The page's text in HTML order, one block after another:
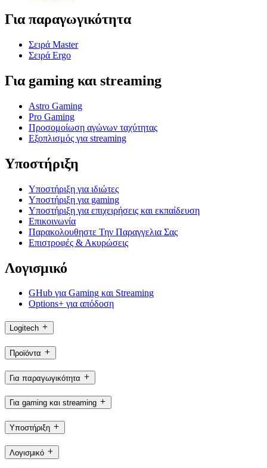
Για παραγωγικότητα
Σειρά Master
Σειρά Ergo
Για gaming και streaming
Astro Gaming
Pro Gaming
Προσομοίωση αγώνων ταχύτητας
Εξοπλισμός για streaming
Υποστήριξη
Υποστήριξη για ιδιώτες
Υποστήριξη για gaming
Υποστήριξη για επιχειρήσεις και εκπαίδευση
Επικοινωνία
Παρακολουθηστε Την Παραγγελια Σας
Επιστροφές & Ακυρώσεις
Λογισμικό
GHub για Gaming και Streaming
Options+ για απόδοση
Logitech
Προϊόντα
Για παραγωγικότητα
Για gaming και streaming
Υποστήριξη
Λογισμικό